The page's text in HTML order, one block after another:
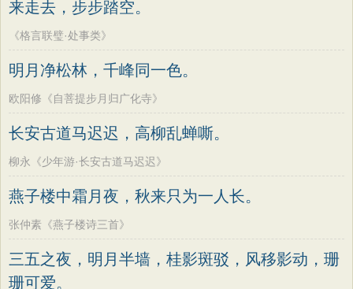
来走去，步步踏空。
《格言联璧·处事类》
明月净松林，千峰同一色。
欧阳修《自菩提步月归广化寺》
长安古道马迟迟，高柳乱蝉嘶。
柳永《少年游·长安古道马迟迟》
燕子楼中霜月夜，秋来只为一人长。
张仲素《燕子楼诗三首》
三五之夜，明月半墙，桂影斑驳，风移影动，珊
珊可爱。